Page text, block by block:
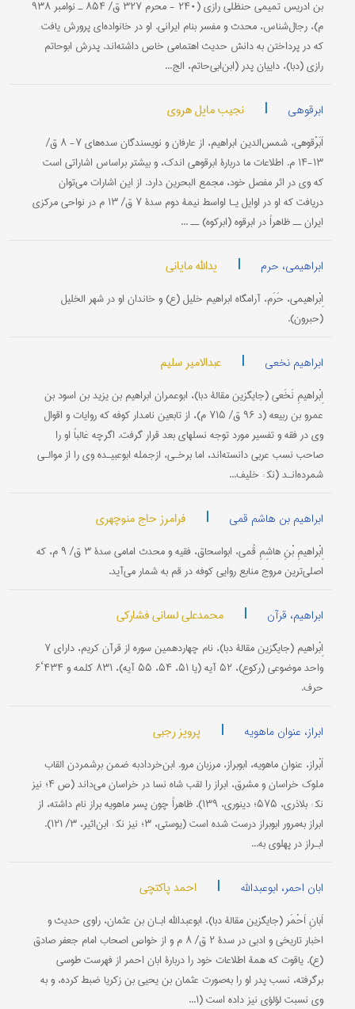
بن ادریس تمیمی حنظلی رازی (۲۴۰ - محرم ۳۲۷ ق/ ۸۵۴ ـ نوامبر ۹۳۸
م)، رجال‌شناس، محدث و مفسر بنام ایرانی. او در خانواده‌ای پرورش یافت
که در پرداختن به دانش حدیث اهتمامی خاص داشته‌اند. پدرش ابوحاتم
رازی (دبا)، داییان پدر (ابن‌ابی‌حاتم، الج...
ابرقوهی | نجیب مایل هروی
اَبَرْقوهی، شمس‌الدین ابراهیم، از عارفان و نویسندگان سده‌های ۷- ۸ ق/
۱۳-۱۴ م. اطلاعات ما دربارۀ ابرقوهی اندک، و بیشتر بر‌اساس اشاراتی است
که وی در اثر مفصل خود، مجمع البحرین دارد. از این اشارات می‌توان
دریافت که او در اوایل یـا اواسط نیمۀ دوم سدۀ ۷ ق/ ۱۳ م در نواحی مرکزی
ایران ــ ظاهراً در ابرقوه (ابرکوه) ــ ...
ابراهیمی، حرم | یدالله مایانی
اِبْراهیمی، حَرَم، آرامگاه ابراهیم خلیل (ع) و خاندان او در شهر الخلیل
(حبرون).
ابراهیم نخعی | عبدالامیر سلیم
اِبْراهیمِ نَخَعی (جایگزین مقالۀ دبا)، ابو‌عمران ابراهیم بن یزید بن اسود بن
عمرو بن ربیعه (د ۹۶ ق/ ۷۱۵ م)، از تابعین نامدار کوفه که روایات و اقوال
وی در فقه و تفسیر مورد توجه نسلهای بعد قرار گرفت. اگر‌چه غالباً او را
صاحب نسب عربی دانسته‌اند، اما برخـی، از‌جمله ابوعبیـده وی را از موالـی
شمرده‌انـد (نک‍ : خلیف...
ابراهیم بن هاشم قمی | فرامرز حاج منوچهری
اِبْراهیمِ بْنِ هاشِمِ قُمی، ابواسحاق، فقیه و محدث امامی سدۀ ۳ ق/ ۹ م، که
اصلی‌ترین مروج منابع روایی کوفه در قم به شمار می‌آید.
ابراهیم، قرآن | محمدعلی لسانی فشارکی
اِبْراهیم (جایگزین مقالۀ دبا)، نام چهاردهمین سوره از قرآن کریم، دارای ۷
واحد موضوعی (رکوع)، ۵۲ آیه (یا ۵۱، ۵۴، ۵۵ آیه)، ۸۳۱ کلمه و ۴۳۴‘۶
حرف.
ابراز، عنوان ماهویه | پرویز رجبی
اَبْراز، عنوان ماهویه، ابوبراز، مرزبان مرو. ابن‌خردادبه ضمن برشمردن القاب
ملوک خراسان و مشرق، ابراز را لقب شاه نسا در خراسان می‌داند (ص ۴؛ نیز
نک‍ : بلاذری، ۵۷۵؛ دینوری، ۱۳۹). ظاهراً چون پسر ماهویه براز نام داشته، از
ابراز به‌مرور ابوبراز درست شده است (یوستی، ۳؛ نیز نک‍ : ابن‌اثیر، ۳/ ۱۲۱).
ابـراز در پهلوی به...
ابان احمر، ابوعبدالله | احمد پاکتچی
اَبانِ اَحْمَر (جایگزین مقالۀ دبا)، ابوعبدالله ابـان بن عثمان، راوی حدیث و
اخبار تاریخی و ادبی در سدۀ ۲‌ ق/ ۸‌ م و از خواص اصحاب امام جعفر صادق
(ع). یاقوت که همۀ اطلاعات خود را دربارۀ ابان احمر از فهرست‌ طوسی
برگرفته، نسب پدر او را به‌‌صورت عثمان بن یحیی بن زکریا ضبط‌ کرده، و به‌
وی نسبت لؤلؤی نیز داده است (۱...